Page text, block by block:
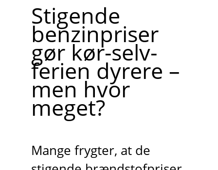
Stigende
benzinpriser
gør kør-selv-
ferien dyrere –
men hvor
meget?
Mange frygter, at de